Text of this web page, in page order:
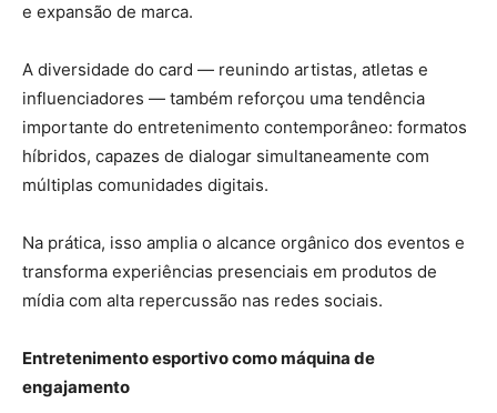
e expansão de marca.
A diversidade do card — reunindo artistas, atletas e
influenciadores — também reforçou uma tendência
importante do entretenimento contemporâneo: formatos
híbridos, capazes de dialogar simultaneamente com
múltiplas comunidades digitais.
Na prática, isso amplia o alcance orgânico dos eventos e
transforma experiências presenciais em produtos de
mídia com alta repercussão nas redes sociais.
Entretenimento esportivo como máquina de
engajamento